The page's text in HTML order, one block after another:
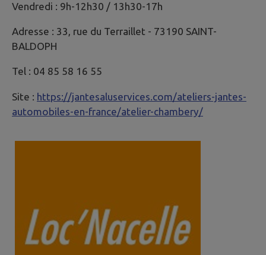
Vendredi : 9h-12h30 / 13h30-17h
Adresse : 33, rue du Terraillet - 73190 SAINT-
BALDOPH
Tel : 04 85 58 16 55
Site : https://jantesaluservices.com/ateliers-jantes-
automobiles-en-france/atelier-chambery/